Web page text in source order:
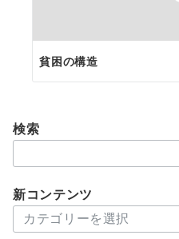
貧困の構造
検索
索：
新コンテンツ
コ